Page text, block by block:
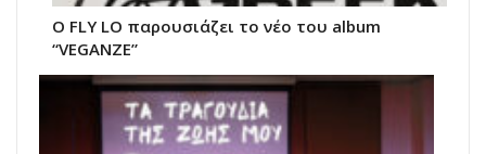
Ο FLY LO παρουσιάζει το νέο του album
“VEGANZE”